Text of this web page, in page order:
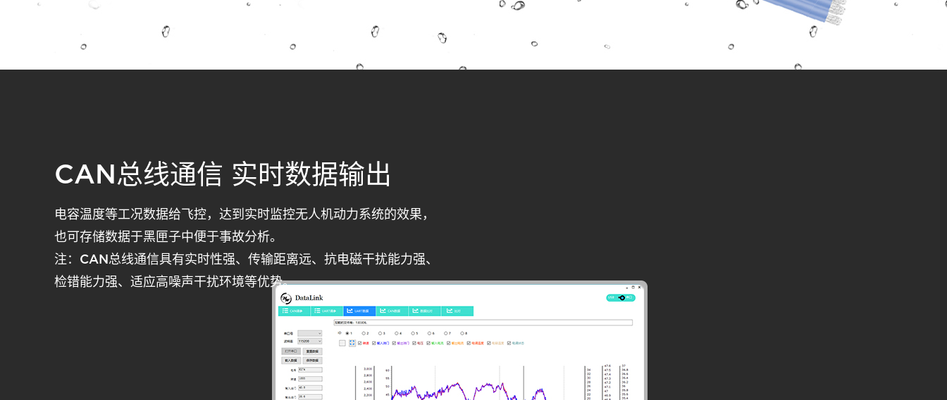
CAN总线通信 实时数据输出
电容温度等工况数据给飞控，达到实时监控无人机动力系统的效果，
也可存储数据于黑匣子中便于事故分析。
注：CAN总线通信具有实时性强、传输距离远、抗电磁干扰能力强、
检错能力强、适应高噪声干扰环境等优势。